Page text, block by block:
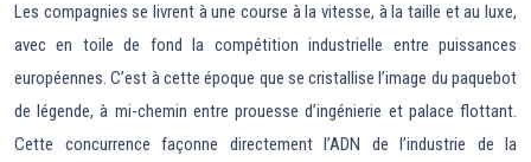
Les compagnies se livrent à une course à la vitesse, à la taille et au luxe,
avec en toile de fond la compétition industrielle entre puissances
européennes. C’est à cette époque que se cristallise l’image du paquebot
de légende, à mi-chemin entre prouesse d’ingénierie et palace flottant.
Cette concurrence façonne directement l’ADN de l’industrie de la